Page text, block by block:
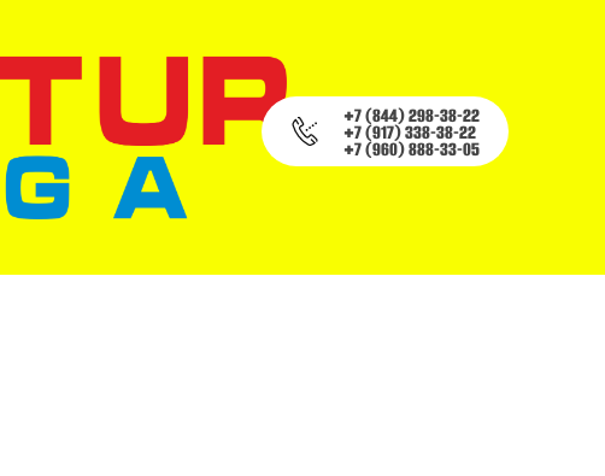
+7 (844) 298-38-22
+7 (917) 338-38-22
+7 (960) 888-33-05